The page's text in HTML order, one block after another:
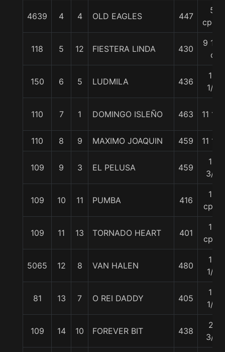
4639 4 4 OLD EAGLES 447
5
cpos.
118 5 12 FIESTERA LINDA 430
9 1/4
c
150 6 5 LUDMILA 436
10
1/2
110 7 1 DOMINGO ISLEÑO 463 11 1/4
110 8 9 MAXIMO JOAQUIN 459 11 1/2
109 9 3 EL PELUSA 459
14
3/4
109 10 11 PUMBA 416
16
cpos
109 11 13 TORNADO HEART 401
16
cpos
5065 12 8 VAN HALEN 480
16
1/2
81 13 7 O REI DADDY 405
18
1/2
109 14 10 FOREVER BIT 438
21
3/4